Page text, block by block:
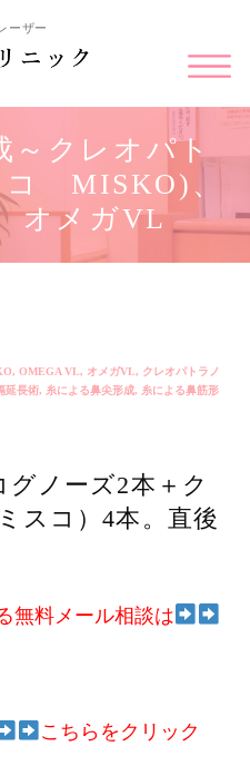
ーザー
～クレオパト
コ MISKO)、
オメガVL
, OMEGA VL, オメガVL, クレオパトラノ
延長術, 糸による鼻尖形成, 糸による鼻筋形
グノーズ2本＋ク
スコ）4本。直後
無料メール相談は
こちらをクリック